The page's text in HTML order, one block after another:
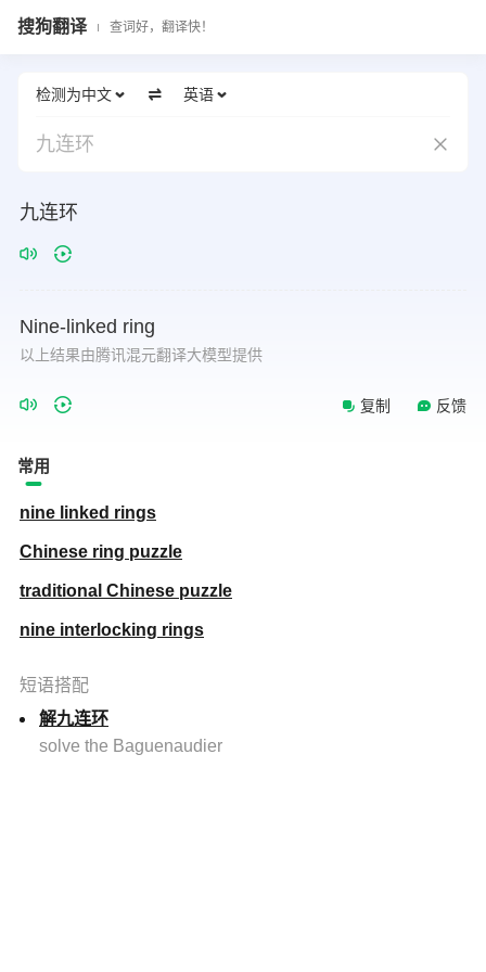
搜狗翻译 查词好，翻译快！
检测为中文 英语
九连环
九连环
Nine-linked ring
以上结果由腾讯混元翻译大模型提供
复制 反馈
常用
nine linked rings
Chinese ring puzzle
traditional Chinese puzzle
nine interlocking rings
短语搭配
解九连环
solve the Baguenaudier